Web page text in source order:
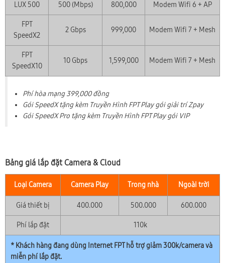
LUX 500 500 (Mbps) 800,000 Modem Wifi 6 + AP
FPT
SpeedX2
2 Gbps 999,000 Modem Wifi 7 + Mesh
FPT
SpeedX10
10 Gbps 1,599,000 Modem Wifi 7 + Mesh
Phí hòa mạng 399,000 đồng
Gói SpeedX tặng kèm Truyền Hình FPT Play gói giải trí Zpay
Gói SpeedX Pro tặng kèm Truyền Hình FPT Play gói VIP
Bảng giá lắp đặt Camera & Cloud
Loại Camera Camera Play Trong nhà Ngoài trời
Giá thiết bị 400.000 500.000 600.000
Phí lắp đặt 110k
* Khách hàng đang dùng Internet FPT hỗ trợ giảm 300k/camera và
miễn phí lắp đặt.